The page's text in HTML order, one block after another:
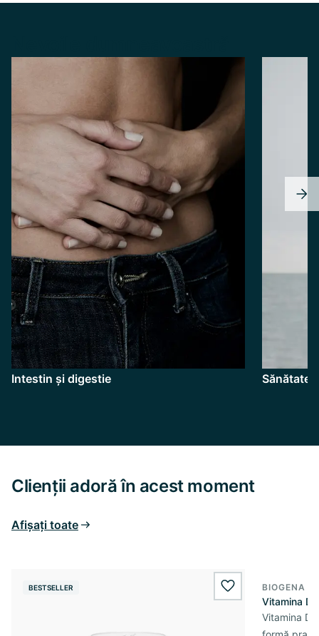
Intestin și digestie
Clienții adoră în acest moment
Afișați toate
BESTSELLER wishlist.add
BIOGENA
Vitamina
Vitamina